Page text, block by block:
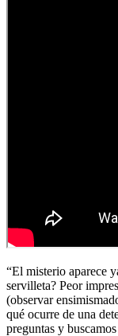
“El misterio aparece
servilleta? Peor
(observar
qué ocurre de una
preguntas y